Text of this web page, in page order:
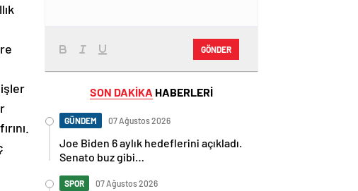
GÖNDER
SON DAKİKA HABERLERİ
GÜNDEM 07 Ağustos 2026
Joe Biden 6 aylık hedeflerini açıkladı.
Senato buz gibi…
SPOR 07 Ağustos 2026